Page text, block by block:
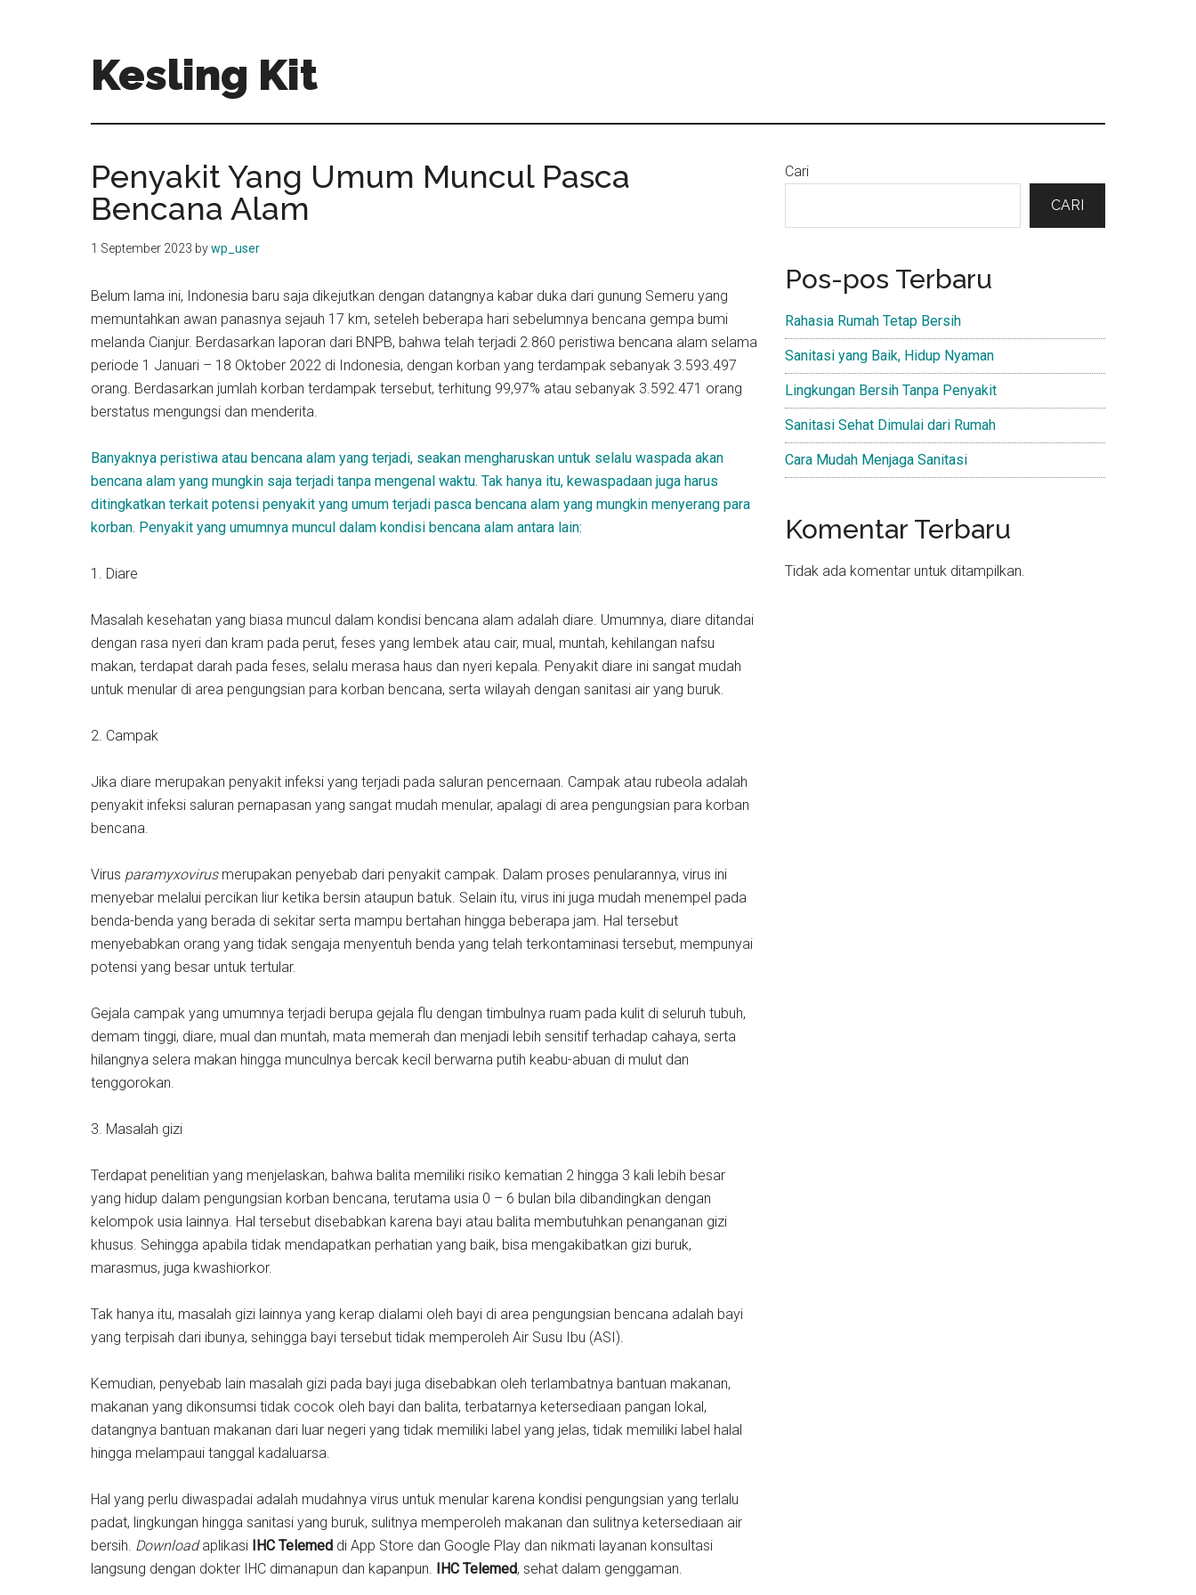
Kesling Kit
Penyakit Yang Umum Muncul Pasca
Bencana Alam
1 September 2023 bywp_user
Belum lama ini, Indonesia baru saja dikejutkan dengan datangnya kabar duka dari gunung Semeru yang
memuntahkan awan panasnya sejauh 17 km, seteleh beberapa hari sebelumnya bencana gempa bumi
melanda Cianjur. Berdasarkan laporan dari BNPB, bahwa telah terjadi 2.860 peristiwa bencana alam selama
periode 1 Januari – 18 Oktober 2022 di Indonesia, dengan korban yang terdampak sebanyak 3.593.497
orang. Berdasarkan jumlah korban terdampak tersebut, terhitung 99,97% atau sebanyak 3.592.471 orang
berstatus mengungsi dan menderita.
Banyaknya peristiwa atau bencana alam yang terjadi, seakan mengharuskan untuk selalu waspada akan
bencana alam yang mungkin saja terjadi tanpa mengenal waktu. Tak hanya itu, kewaspadaan juga harus
ditingkatkan terkait potensi penyakit yang umum terjadi pasca bencana alam yang mungkin menyerang para
korban. Penyakit yang umumnya muncul dalam kondisi bencana alam antara lain:
1. Diare
Masalah kesehatan yang biasa muncul dalam kondisi bencana alam adalah diare. Umumnya, diare ditandai
dengan rasa nyeri dan kram pada perut, feses yang lembek atau cair, mual, muntah, kehilangan nafsu
makan, terdapat darah pada feses, selalu merasa haus dan nyeri kepala. Penyakit diare ini sangat mudah
untuk menular di area pengungsian para korban bencana, serta wilayah dengan sanitasi air yang buruk.
2. Campak
Jika diare merupakan penyakit infeksi yang terjadi pada saluran pencernaan. Campak atau rubeola adalah
penyakit infeksi saluran pernapasan yang sangat mudah menular, apalagi di area pengungsian para korban
bencana.
Virus paramyxovirusmerupakan penyebab dari penyakit campak. Dalam proses penularannya, virus ini
menyebar melalui percikan liur ketika bersin ataupun batuk. Selain itu, virus ini juga mudah menempel pada
benda-benda yang berada di sekitar serta mampu bertahan hingga beberapa jam. Hal tersebut
menyebabkan orang yang tidak sengaja menyentuh benda yang telah terkontaminasi tersebut, mempunyai
potensi yang besar untuk tertular.
Gejala campak yang umumnya terjadi berupa gejala flu dengan timbulnya ruam pada kulit di seluruh tubuh,
demam tinggi, diare, mual dan muntah, mata memerah dan menjadi lebih sensitif terhadap cahaya, serta
hilangnya selera makan hingga munculnya bercak kecil berwarna putih keabu-abuan di mulut dan
tenggorokan.
3. Masalah gizi
Terdapat penelitian yang menjelaskan, bahwa balita memiliki risiko kematian 2 hingga 3 kali lebih besar
yang hidup dalam pengungsian korban bencana, terutama usia 0 – 6 bulan bila dibandingkan dengan
kelompok usia lainnya. Hal tersebut disebabkan karena bayi atau balita membutuhkan penanganan gizi
khusus. Sehingga apabila tidak mendapatkan perhatian yang baik, bisa mengakibatkan gizi buruk,
marasmus, juga kwashiorkor.
Tak hanya itu, masalah gizi lainnya yang kerap dialami oleh bayi di area pengungsian bencana adalah bayi
yang terpisah dari ibunya, sehingga bayi tersebut tidak memperoleh Air Susu Ibu (ASI).
Kemudian, penyebab lain masalah gizi pada bayi juga disebabkan oleh terlambatnya bantuan makanan,
makanan yang dikonsumsi tidak cocok oleh bayi dan balita, terbatarnya ketersediaan pangan lokal,
datangnya bantuan makanan dari luar negeri yang tidak memiliki label yang jelas, tidak memiliki label halal
hingga melampaui tanggal kadaluarsa.
Hal yang perlu diwaspadai adalah mudahnya virus untuk menular karena kondisi pengungsian yang terlalu
padat, lingkungan hingga sanitasi yang buruk, sulitnya memperoleh makanan dan sulitnya ketersediaan air
bersih. Downloadaplikasi IHC Telemed di App Store dan Google Play dan nikmati layanan konsultasi
langsung dengan dokter IHC dimanapun dan kapanpun. IHC Telemed, sehat dalam genggaman.
Primary
Cari
CARI
Pos-pos Terbaru
Rahasia Rumah Tetap Bersih
Sanitasi yang Baik, Hidup Nyaman
Lingkungan Bersih Tanpa Penyakit
Sanitasi Sehat Dimulai dari Rumah
Cara Mudah Menjaga Sanitasi
Komentar Terbaru
Tidak ada komentar untuk ditampilkan.